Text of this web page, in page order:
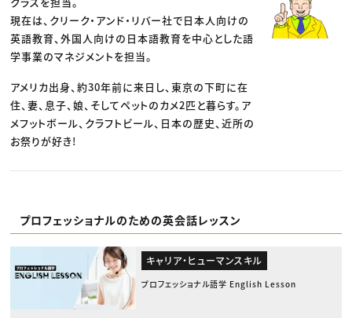
現在は、クリーク・アンド・リバー社で日本人向けの
英語教育、外国人向けの日本語教育を中心とした語
学事業のマネジメントを担当。
アメリカ出身、約30年前に来日し、東京の下町に在
住、妻、息子、娘、そしてペットのカメ2匹と暮らす。ア
メフットボール、クラフトビール、日本の歴史、近所の
お祭りが好き!
プロフェッショナルのための英会話レッスン
キャリア・ヒューマンスキル
プロフェッショナル語学 English Lesson